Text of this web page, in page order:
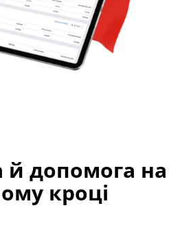
й допомога на
кроці